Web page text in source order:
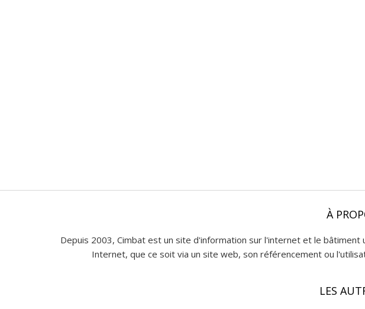
À
Depuis 2003, Cimbat est un site d'information sur l'internet et le
Internet, que ce soit via un site web, son référencement ou
LES